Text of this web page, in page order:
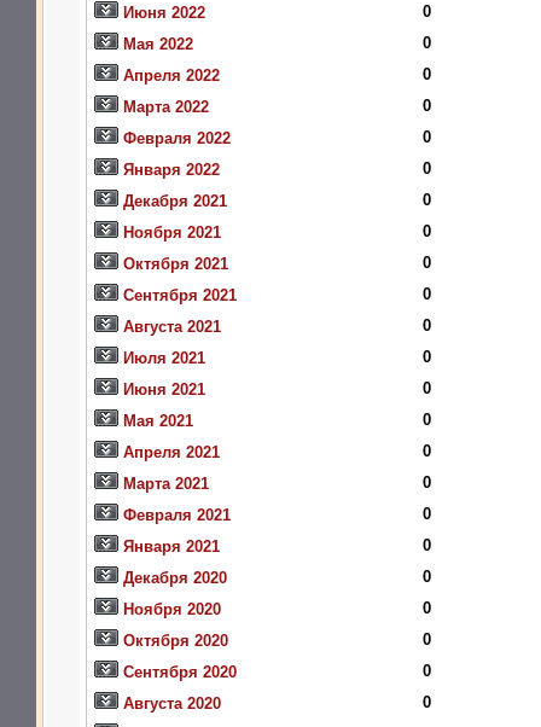
Июня 2022
0
Мая 2022
0
Апреля 2022
0
Марта 2022
0
Февраля 2022
0
Января 2022
0
Декабря 2021
0
Ноября 2021
0
Октября 2021
0
Сентября 2021
0
Августа 2021
0
Июля 2021
0
Июня 2021
0
Мая 2021
0
Апреля 2021
0
Марта 2021
0
Февраля 2021
0
Января 2021
0
Декабря 2020
0
Ноября 2020
0
Октября 2020
0
Сентября 2020
0
Августа 2020
0